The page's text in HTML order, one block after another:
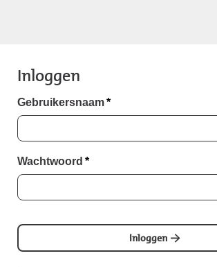
Inloggen
Gebruikersnaam*
Wachtwoord *
Inloggen